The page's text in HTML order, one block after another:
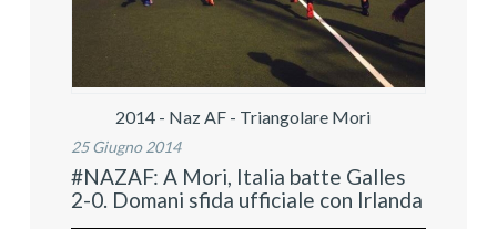
2014 - Naz AF - Triangolare Mori
25 Giugno 2014
#NAZAF: A Mori, Italia batte Galles
2-0. Domani sfida ufficiale con Irlanda